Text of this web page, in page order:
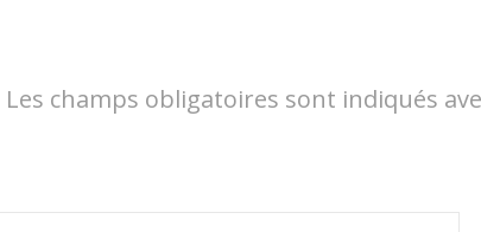
Les champs obligatoires sont indiqués